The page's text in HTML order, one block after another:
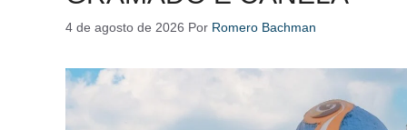
4 de agosto de 2026 Por Romero Bachman